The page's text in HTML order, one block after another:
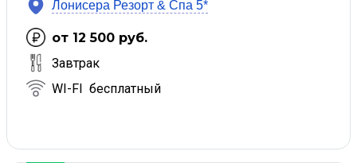
Лонисера Резорт & Спа 5*
от 12 500 руб.
Завтрак
WI-FI бесплатный